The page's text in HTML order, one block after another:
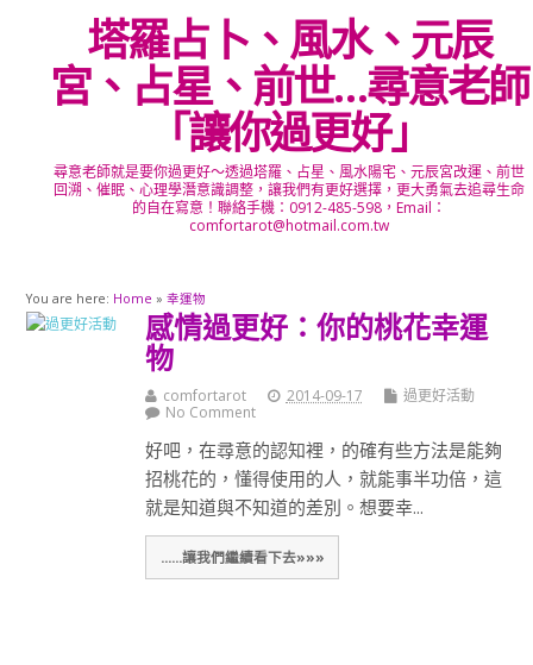
塔羅占卜、風水、元辰
宮、占星、前世…尋意老師
「讓你過更好」
尋意老師就是要你過更好～透過塔羅、占星、風水陽宅、元辰宮改運、前世
回溯、催眠、心理學潛意識調整，讓我們有更好選擇，更大勇氣去追尋生命
的自在寫意！聯絡手機：0912-485-598，Email：
comfortarot@hotmail.com.tw
You are here: Home » 幸運物
感情過更好：你的桃花幸運
物
comfortarot 2014-09-17
過更好活動
No Comment
好吧，在尋意的認知裡，的確有些方法是能夠
招桃花的，懂得使用的人，就能事半功倍，這
就是知道與不知道的差別。想要幸...
......讓我們繼續看下去»»»